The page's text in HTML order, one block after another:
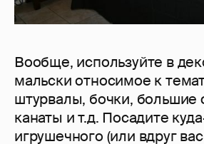
Вообще, используйте в
мальски относимое к
штурвалы, бочки, большие
канаты и т.д. Посадите
игрушечного (или вдруг